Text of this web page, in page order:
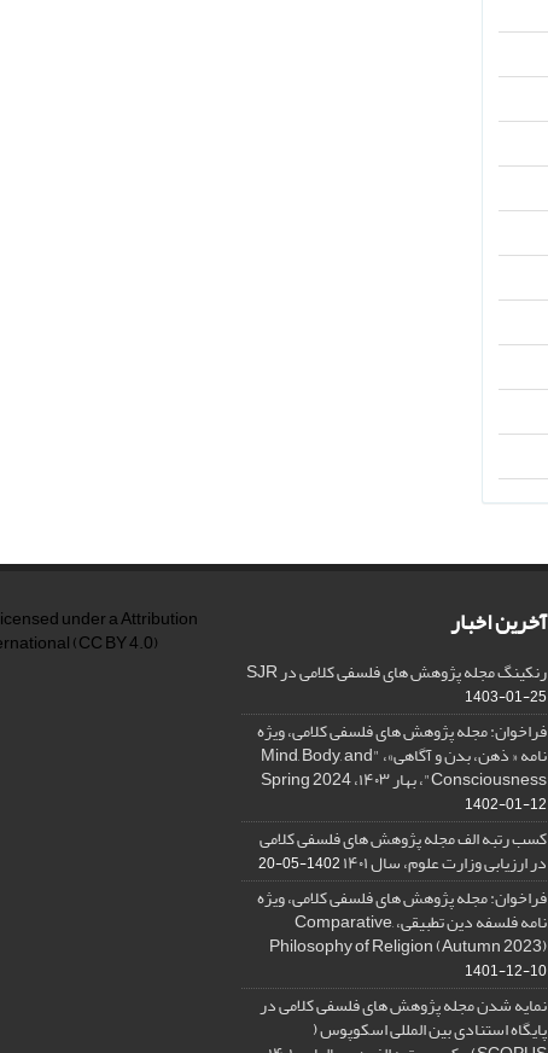
آخرین اخبار
رنکینگ مجله پژوهش های فلسفی کلامی در SJR
1403-01-25
فراخوان: مجله پژوهش های فلسفی کلامی، ویژه
نامه « ذهن، بدن و آگاهی»، "Mind, Body, and
Consciousness"، بهار ۱۴۰۳، Spring 2024
1402-01-12
کسب رتبه الف مجله پژوهش های فلسفی کلامی
در ارزیابی وزارت علوم، سال ۱۴۰۱ 1402-05-20
فراخوان: مجله پژوهش های فلسفی کلامی، ویژه
نامه فلسفه دین تطبیقی، ,Comparative
Philosophy of Religion (Autumn 2023)
1401-12-10
نمایه شدن مجله پژوهش های فلسفی کلامی در
پایگاه استنادی بین المللی اسکوپوس (
under aAttribution
(CC BY 4.0)